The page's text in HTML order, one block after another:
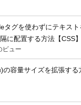
タグを使わずにテキスト
に配置する方法【CSS】
ビュー
の容量サイズを拡張する